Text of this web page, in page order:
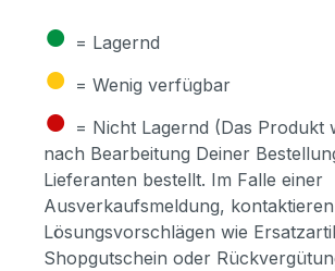
● = Lagernd
● = Wenig verfügbar
● = Nicht Lagernd (Das Produkt
nach Bearbeitung Deiner
Lieferanten bestellt. Im Falle einer
Ausverkaufsmeldung,
Lösungsvorschlägen wie
Shopgutschein oder